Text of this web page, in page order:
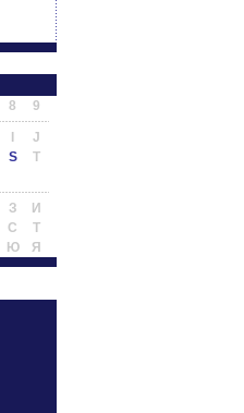
8 9
J
S
T
З
И
С
Т
Ю Я